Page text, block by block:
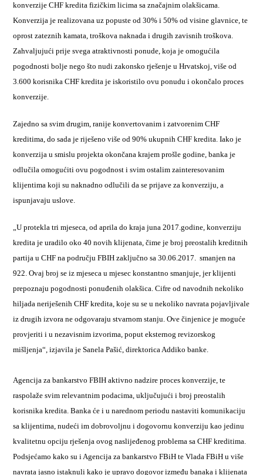
konverzije CHF kredita fizičkim licima sa značajnim olakšicama.
Konverzija je realizovana uz popuste od 30% i 50% od visine glavnice, te
oprost zateznih kamata, troškova naknada i drugih zavisnih troškova.
Zahvaljujući prije svega atraktivnosti ponude, koja je omogućila
pogodnosti bolje nego što nudi zakonsko rješenje u Hrvatskoj, više od
3.600 korisnika CHF kredita je iskoristilo ovu ponudu i okončalo proces
konverzije.
Zajedno sa svim drugim, ranije konvertovanim i zatvorenim CHF
kreditima, do sada je riješeno više od 90% ukupnih CHF kredita. Iako je
konverzija u smislu projekta okončana krajem prošle godine, banka je
odlučila omogućiti ovu pogodnost i svim ostalim zainteresovanim
klijentima koji su naknadno odlučili da se prijave za konverziju, a
ispunjavaju uslove.
„U protekla tri mjeseca, od aprila do kraja juna 2017.godine, konverziju
kredita je uradilo oko 40 novih klijenata, čime je broj preostalih kreditnih
partija u CHF na području FBIH zaključno sa 30.06.2017. smanjen na
922. Ovaj broj se iz mjeseca u mjesec konstantno smanjuje, jer klijenti
prepoznaju pogodnosti ponuđenih olakšica. Cifre od navodnih nekoliko
hiljada neriješenih CHF kredita, koje su se u nekoliko navrata pojavljivale
iz drugih izvora ne odgovaraju stvarnom stanju. Ove činjenice je moguće
provjeriti i u nezavisnim izvorima, poput eksternog revizorskog
mišljenja“, izjavila je Sanela Pašić, direktorica Addiko banke.
Agencija za bankarstvo FBIH aktivno nadzire proces konverzije, te
raspolaže svim relevantnim podacima, uključujući i broj preostalih
korisnika kredita. Banka će i u narednom periodu nastaviti komunikaciju
sa klijentima, nudeći im dobrovoljnu i dogovornu konverziju kao jedinu
kvalitetnu opciju rješenja ovog naslijeđenog problema sa CHF kreditima.
Podsjećamo kako su i Agencija za bankarstvo FBiH te Vlada FBiH u više
navrata jasno istaknuli kako je upravo dogovor između banaka i klijenata